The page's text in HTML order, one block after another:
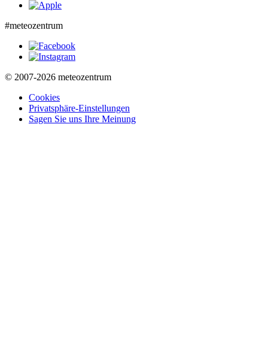
#meteozentrum
© 2007-2026 meteozentrum
Cookies
Privatsphäre-Einstellungen
Sagen Sie uns Ihre Meinung